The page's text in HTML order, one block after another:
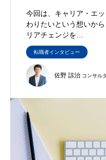
今回は、キャリア・エ
わりたいという想いか
リアチェンジを…
転職者インタビュー
佐野 諒治 コンサル